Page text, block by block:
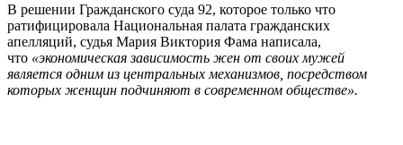
В решении Гражданского суда 92, которое только что
ратифицировала Национальная палата гражданских
апелляций, судья Мария Виктория Фама написала,
что «экономическая зависимость жен от своих мужей
является одним из центральных механизмов, посредством
которых женщин подчиняют в современном обществе».